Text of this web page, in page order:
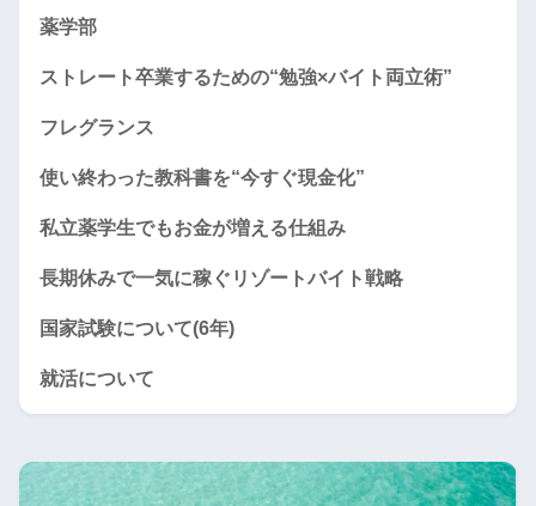
薬学部
ストレート卒業するための“勉強×バイト両立術”
フレグランス
使い終わった教科書を“今すぐ現金化”
私立薬学生でもお金が増える仕組み
長期休みで一気に稼ぐリゾートバイト戦略
国家試験について(6年)
就活について